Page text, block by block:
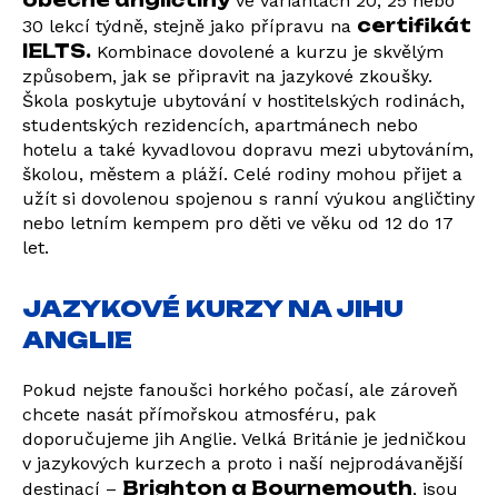
30 lekcí týdně, stejně jako přípravu na certifikát
IELTS. Kombinace dovolené a kurzu je skvělým
způsobem, jak se připravit na jazykové zkoušky.
Škola poskytuje ubytování v hostitelských rodinách,
studentských rezidencích, apartmánech nebo
hotelu a také kyvadlovou dopravu mezi ubytováním,
školou, městem a pláží. Celé rodiny mohou přijet a
užít si dovolenou spojenou s ranní výukou angličtiny
nebo letním kempem pro děti ve věku od 12 do 17
let.
JAZYKOVÉ KURZY NA JIHU
ANGLIE
Pokud nejste fanoušci horkého počasí, ale zároveň
chcete nasát přímořskou atmosféru, pak
doporučujeme jih Anglie. Velká Británie je jedničkou
v jazykových kurzech a proto i naší nejprodávanější
destinací – Brighton a Bournemouth, jsou